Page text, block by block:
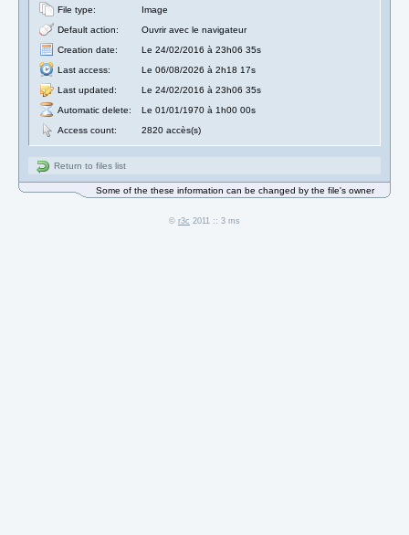
File type:
Image
Default action:
Ouvrir avec le navigateur
Creation date:
Le 24/02/2016 à 23h06 35s
Last access:
Le 06/08/2026 à 2h18 17s
Last updated:
Le 24/02/2016 à 23h06 35s
Automatic delete:
Le 01/01/1970 à 1h00 00s
Access count:
2820 accès(s)
Return to files list
Some of the these information can be changed by the file's owner
© r3c 2011 :: 3 ms